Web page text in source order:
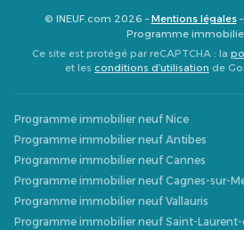
© INEUF.com 2026 –Mentions légales–
Programme
Ce site est protégé par reCAPTCHA : la
et les conditions d’utilisation de
Programme immobilier neuf Nice
Programme immobilier neuf Antibes
Programme immobilier neuf Cannes
Programme immobilier neuf Cagnes-sur-
Programme immobilier neuf Vallauris
Programme immobilier neuf Saint-Laurent-